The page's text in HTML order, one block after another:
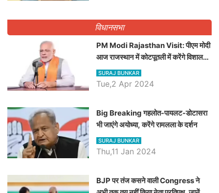
विधानसभा
PM Modi Rajasthan Visit: पीएम मोदी
आज राजस्थान में कोटपूतली में करेंगे विशाल
रैली, एक सभा से 8 सीटों पर साधेगें निशाना
SURAJ BUNKAR
Tue,2 Apr 2024
Big Breaking गहलोत-पायलट-डोटासरा
भी जाएंगे अयोध्या, करेंगे रामलला के दर्शन
SURAJ BUNKAR
Thu,11 Jan 2024
BJP पर तंज कसने वाली Congress ने